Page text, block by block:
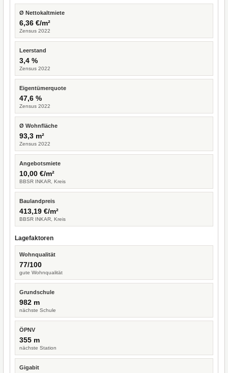
Ø Nettokaltmiete
6,36 €/m²
Zensus 2022
Leerstand
3,4 %
Zensus 2022
Eigentümerquote
47,6 %
Zensus 2022
Ø Wohnfläche
93,3 m²
Zensus 2022
Angebotsmiete
10,00 €/m²
BBSR INKAR, Kreis
Baulandpreis
413,19 €/m²
BBSR INKAR, Kreis
Lagefaktoren
Wohnqualität
77/100
gute Wohnqualität
Grundschule
982 m
nächste Schule
ÖPNV
355 m
nächste Station
Gigabit